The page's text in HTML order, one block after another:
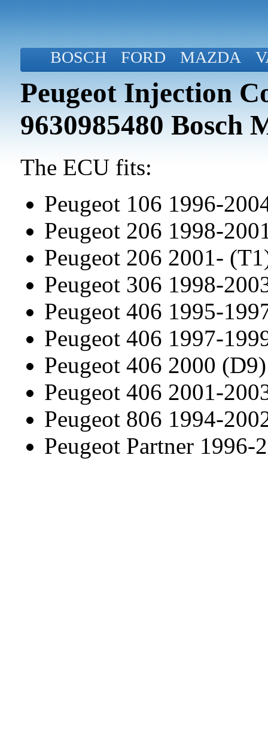
BOSCH FORD MAZDA
Peugeot Injection
9630985480 Bosch
The ECU fits:
Peugeot 106 1996-
Peugeot 206 1998-
Peugeot 206 2001-
Peugeot 306 1998-
Peugeot 406 1995-
Peugeot 406 1997-
Peugeot 406 2000 (D9)
Peugeot 406 2001-
Peugeot 806 1994-
Peugeot Partner 1996-